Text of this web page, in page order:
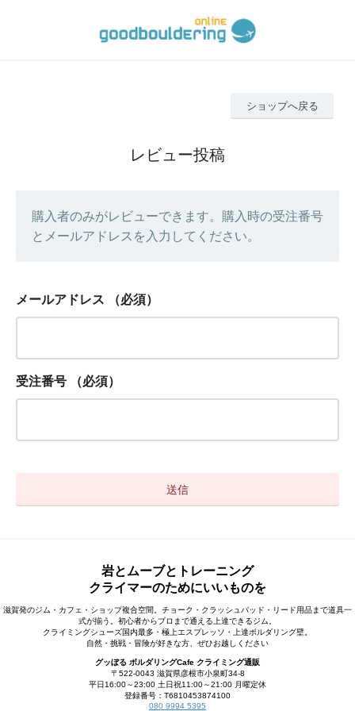
ショップへ戻る
レビュー投稿
購入者のみがレビューできます。購入時の受注番号
とメールアドレスを入力してください。
メールアドレス （必須）
受注番号 （必須）
岩とムーブとトレーニング
クライマーのためにいいものを
滋賀発のジム・カフェ・ショップ複合空間。チョーク・クラッシュパッド・リード用品まで道具一
式が揃う。初心者からプロまで通える上達できるジム。
クライミングシューズ国内最多・極上エスプレッソ・上達ボルダリング壁。
自然・挑戦・冒険が好きな方、ぜひお越しください
グッぼる ボルダリングCafe クライミング通販
〒522-0043 滋賀県彦根市小泉町34-8
平日16:00～23:00 土日祝11:00～21:00 月曜定休
登録番号：T6810453874100
080 9994 5395